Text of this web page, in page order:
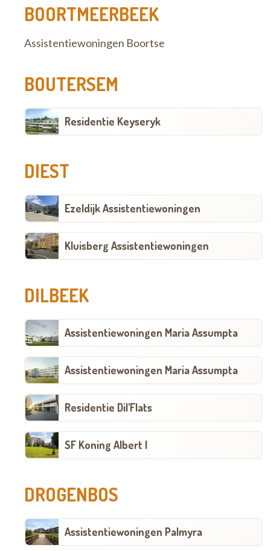
BOORTMEERBEEK
Assistentiewoningen Boortse
BOUTERSEM
Residentie Keyseryk
DIEST
Ezeldijk Assistentiewoningen
Kluisberg Assistentiewoningen
DILBEEK
Assistentiewoningen Maria Assumpta
Assistentiewoningen Maria Assumpta
Residentie Dil'Flats
SF Koning Albert I
DROGENBOS
Assistentiewoningen Palmyra